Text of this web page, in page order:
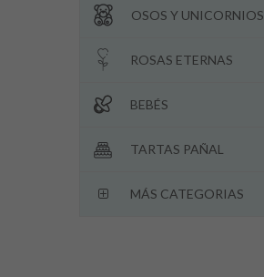
OSOS Y UNICORNIOS
ROSAS ETERNAS
BEBÉS
TARTAS PAÑAL
MÁS CATEGORIAS